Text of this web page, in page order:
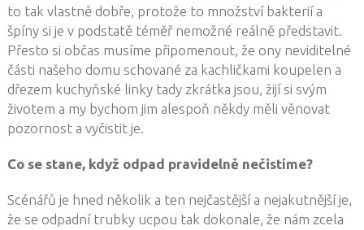
to tak vlastně dobře, protože to množství bakterií a
špíny si je v podstatě téměř nemožné reálně představit.
Přesto si občas musíme připomenout, že ony neviditelné
části našeho domu schované za kachličkami koupelen a
dřezem kuchyňské linky tady zkrátka jsou, žijí si svým
životem a my bychom jim alespoň někdy měli věnovat
pozornost a vyčistit je.
Co se stane, když odpad pravidelně nečistíme?
Scénářů je hned několik a ten nejčastější a nejakutnější je,
že se odpadní trubky ucpou tak dokonale, že nám zcela